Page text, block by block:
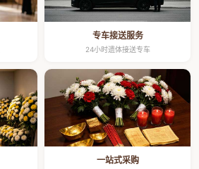
专车接送服务
24小时遗体接送专车
一站式采购